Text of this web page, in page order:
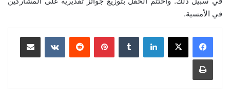
في الأمسية.
لينكدإن بينتيريست مشاركة عبر البريد
طباعة